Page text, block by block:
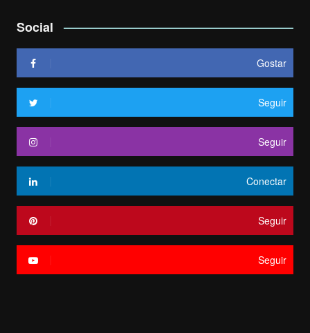
Social
Gostar
Seguir
Seguir
Conectar
Seguir
Seguir